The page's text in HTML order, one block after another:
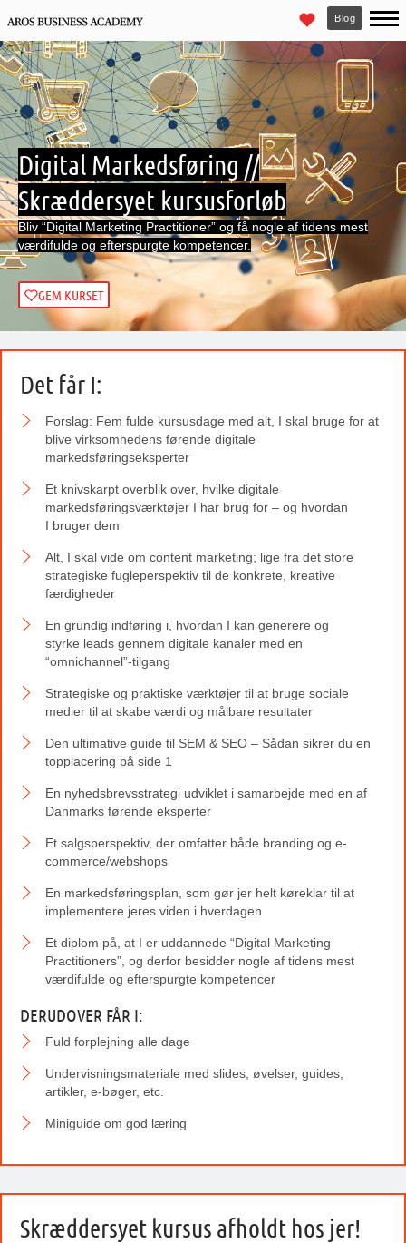
Blog
Digital Markedsføring //
Skræddersyet kursusforløb
Bliv “Digital Marketing Practitioner” og få nogle af tidens mest
værdifulde og efterspurgte kompetencer.
GEM KURSET
Det får I:
Forslag: Fem fulde kursusdage med alt, I skal bruge for at
blive virksomhedens førende digitale
markedsføringseksperter
Et knivskarpt overblik over, hvilke digitale
markedsføringsværktøjer I har brug for – og hvordan
I bruger dem
Alt, I skal vide om content marketing; lige fra det store
strategiske fugleperspektiv til de konkrete, kreative
færdigheder
En grundig indføring i, hvordan I kan generere og
styrke leads gennem digitale kanaler med en
“omnichannel”-tilgang
Strategiske og praktiske værktøjer til at bruge sociale
medier til at skabe værdi og målbare resultater
Den ultimative guide til SEM & SEO – Sådan sikrer du en
topplacering på side 1
En nyhedsbrevsstrategi udviklet i samarbejde med en af
Danmarks førende eksperter
Et salgsperspektiv, der omfatter både branding og e-
commerce/webshops
En markedsføringsplan, som gør jer helt køreklar til at
implementere jeres viden i hverdagen
Et diplom på, at I er uddannede “Digital Marketing
Practitioners”, og derfor besidder nogle af tidens mest
værdifulde og efterspurgte kompetencer
DERUDOVER FÅR I:
Fuld forplejning alle dage
Undervisningsmateriale med slides, øvelser, guides,
artikler, e-bøger, etc.
Miniguide om god læring
Skræddersyet kursus afholdt hos jer!